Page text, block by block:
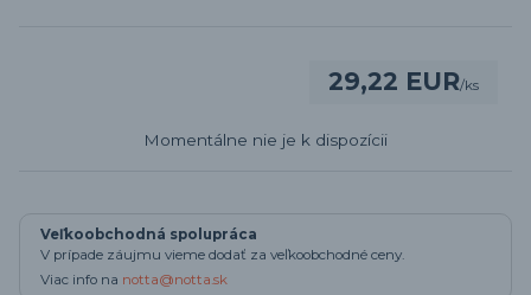
29,22 EUR/ks
Momentálne nie je k dispozícii
Veľkoobchodná spolupráca
V prípade záujmu vieme dodať za veľkoobchodné ceny.
Viac info na notta@notta.sk